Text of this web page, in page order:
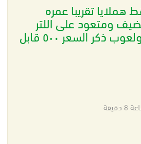
هملايا تقريبا عمره
ومتعود على اللتر
بوكس حيوي ولعوب ذكر السعر ٥٠٠ قابل